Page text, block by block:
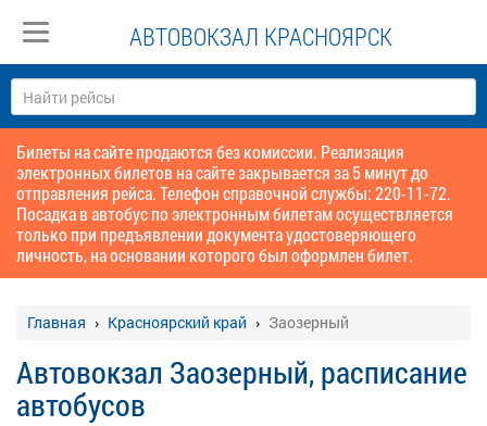
АВТОВОКЗАЛ КРАСНОЯРСК
Билеты на сайте продаются без комиссии. Реализация
электронных билетов на сайте закрывается за 5 минут до
отправления рейса. Телефон справочной службы: 220-11-72.
Посадка в автобус по электронным билетам осуществляется
только при предъявлении документа удостоверяющего
личность, на основании которого был оформлен билет.
Главная Красноярский край Заозерный
Автовокзал Заозерный, расписание
автобусов